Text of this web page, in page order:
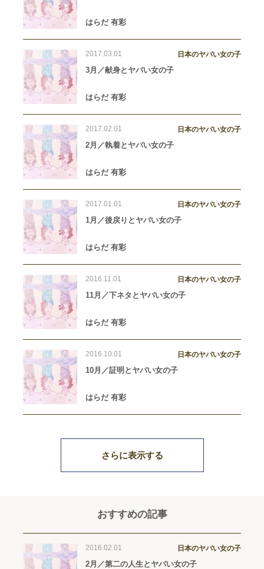
はらだ 有彩
2017.03.01 日本のヤバい女の子
3月／献身とヤバい女の子
はらだ 有彩
2017.02.01 日本のヤバい女の子
2月／執着とヤバい女の子
はらだ 有彩
2017.01.01 日本のヤバい女の子
1月／後戻りとヤバい女の子
はらだ 有彩
2016.11.01 日本のヤバい女の子
11月／下ネタとヤバい女の子
はらだ 有彩
2016.10.01 日本のヤバい女の子
10月／証明とヤバい女の子
はらだ 有彩
さらに表示する
おすすめの記事
2016.02.01 日本のヤバい女の子
2月／第二の人生とヤバい女の子